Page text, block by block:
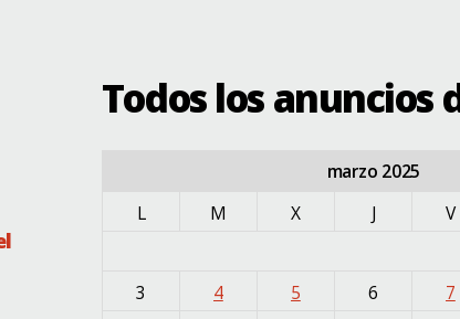
Todos los anuncios
marzo 2025
L
M X J V
3
4 5 6 7